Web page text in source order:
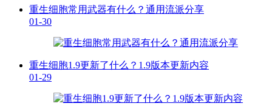
重生细胞常用武器有什么？通用流派分享
01-30
重生细胞1.9更新了什么？1.9版本更新内容
01-29